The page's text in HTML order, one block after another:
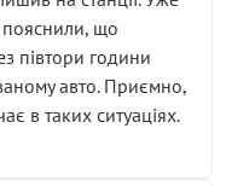
абсурдно:
рідини потрібно
циліндром у
пояснили, що
півтори години
авто. Приємно,
в таких ситуаціях.